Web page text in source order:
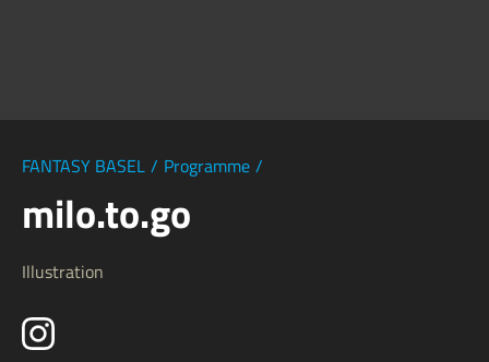
FANTASY BASEL / Programme /
milo.to.go
Illustration